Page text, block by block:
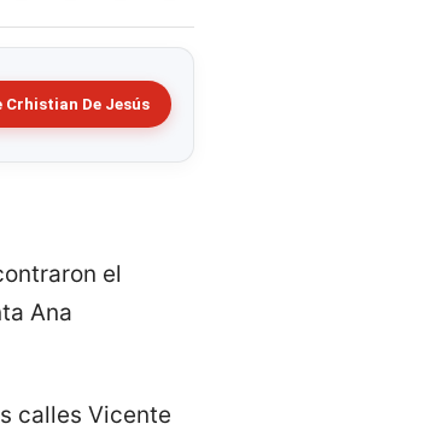
Crhistian De Jesús
el
Ana
calles Vicente